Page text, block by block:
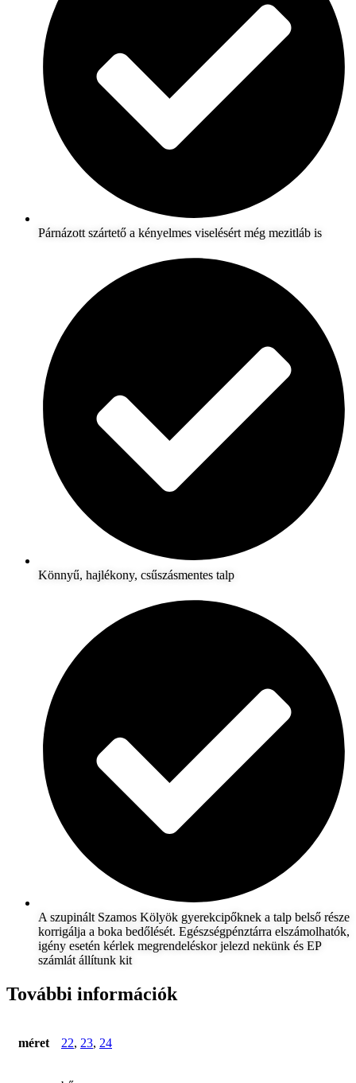
Párnázott szártető a kényelmes viselésért még mezitláb is
Könnyű, hajlékony, csűszásmentes talp
A szupinált Szamos Kölyök gyerekcipőknek a talp belső része
korrigálja a boka bedőlését. Egészségpénztárra elszámolhatók,
igény esetén kérlek megrendeléskor jelezd nekünk és EP
számlát állítunk kit
További információk
méret 22, 23, 24